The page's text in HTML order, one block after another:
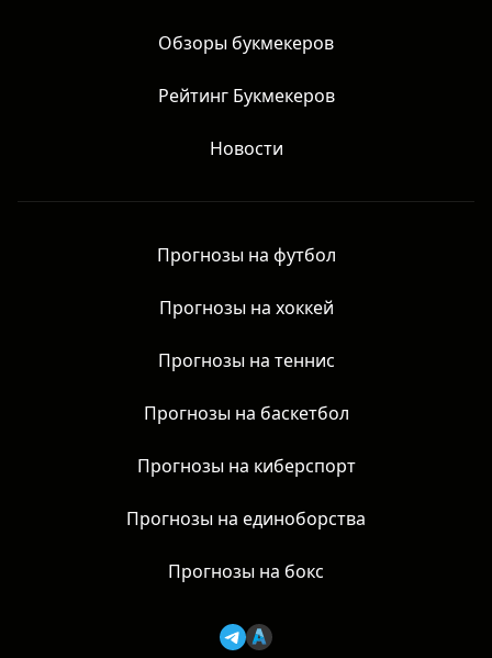
Обзоры букмекеров
Рейтинг Букмекеров
Новости
Прогнозы на футбол
Прогнозы на хоккей
Прогнозы на теннис
Прогнозы на баскетбол
Прогнозы на киберспорт
Прогнозы на единоборства
Прогнозы на бокс